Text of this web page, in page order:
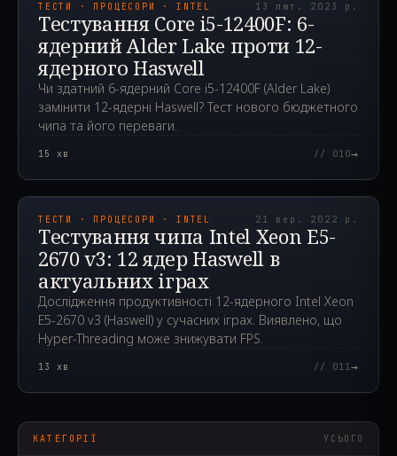
ТЕСТИ · ПРОЦЕСОРИ · INTEL 13 лют. 2023 р.
Тестування Core i5-12400F: 6-
ядерний Alder Lake проти 12-
ядерного Haswell
Чи здатний 6-ядерний Core i5-12400F (Alder Lake)
замінити 12-ядерні Haswell? Тест нового бюджетного
чипа та його переваги.
15 хв // 010→
2022.09.21T02:19:05.000Z
ТЕСТИ · ПРОЦЕСОРИ · INTEL 21 вер. 2022 р.
Тестування чипа Intel Xeon E5-
2670 v3: 12 ядер Haswell в
актуальних іграх
Дослідження продуктивності 12-ядерного Intel Xeon
E5-2670 v3 (Haswell) у сучасних іграх. Виявлено, що
Hyper-Threading може знижувати FPS.
13 хв // 011→
КАТЕГОРІЇ УСЬОГО